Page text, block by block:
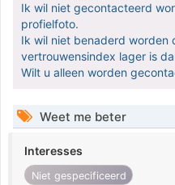
Ik wil niet gecontacteerd
profielfoto.
Ik wil niet benaderd worden
vertrouwensindex lager is
Wilt u alleen worden
Weet me beter
Interesses
Niet gespecificeerd